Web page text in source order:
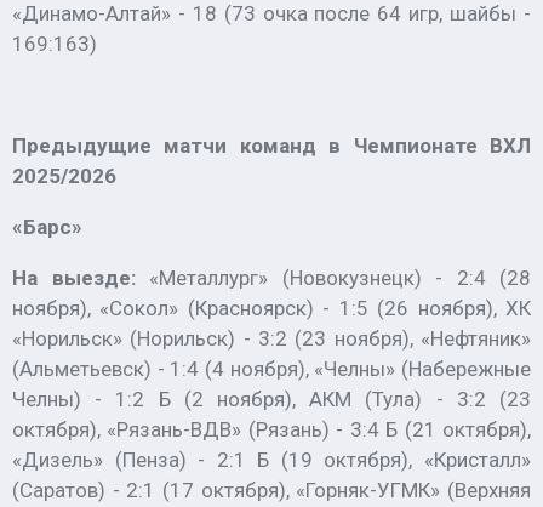
«Динамо-Алтай» - 18 (73 очка после 64 игр, шайбы -
169:163)
Предыдущие матчи команд в Чемпионате ВХЛ
2025/2026
«Барс»
На выезде:«Металлург» (Новокузнецк) - 2:4 (28
ноября), «Сокол» (Красноярск) - 1:5 (26 ноября), ХК
«Норильск» (Норильск) - 3:2 (23 ноября), «Нефтяник»
(Альметьевск) - 1:4 (4 ноября), «Челны» (Набережные
Челны) - 1:2 Б (2 ноября), АКМ (Тула) - 3:2 (23
октября), «Рязань-ВДВ» (Рязань) - 3:4 Б (21 октября),
«Дизель» (Пенза) - 2:1 Б (19 октября), «Кристалл»
(Саратов) - 2:1 (17 октября), «Горняк-УГМК» (Верхняя